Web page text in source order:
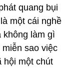
quang bụi
một cái nghề
không làm gì
sao việc
hội một chút